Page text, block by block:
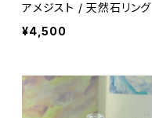
アメジスト / 天然石リング
¥4,500